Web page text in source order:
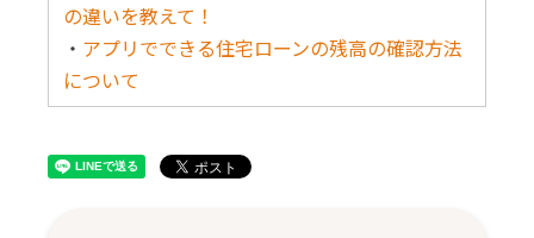
の違いを教えて！
・ アプリでできる住宅ローンの残高の確認方法
について